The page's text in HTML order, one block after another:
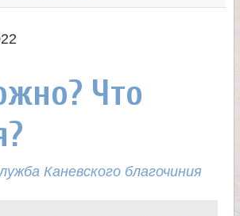
Что
Каневского благочиния